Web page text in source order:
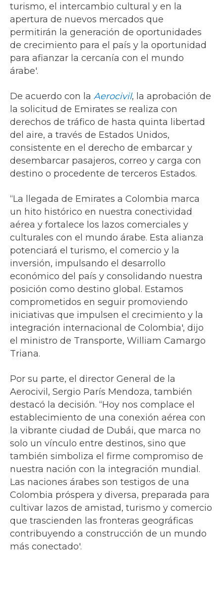
turismo, el intercambio cultural y en la
apertura de nuevos mercados que
permitirán la generación de oportunidades
de crecimiento para el país y la oportunidad
para afianzar la cercanía con el mundo
árabe'.
De acuerdo con la Aerocivil, la aprobación de
la solicitud de Emirates se realiza con
derechos de tráfico de hasta quinta libertad
del aire, a través de Estados Unidos,
consistente en el derecho de embarcar y
desembarcar pasajeros, correo y carga con
destino o procedente de terceros Estados.
“La llegada de Emirates a Colombia marca
un hito histórico en nuestra conectividad
aérea y fortalece los lazos comerciales y
culturales con el mundo árabe. Esta alianza
potenciará el turismo, el comercio y la
inversión, impulsando el desarrollo
económico del país y consolidando nuestra
posición como destino global. Estamos
comprometidos en seguir promoviendo
iniciativas que impulsen el crecimiento y la
integración internacional de Colombia', dijo
el ministro de Transporte, William Camargo
Triana.
Por su parte, el director General de la
Aerocivil, Sergio París Mendoza, también
destacó la decisión. “Hoy nos complace el
establecimiento de una conexión aérea con
la vibrante ciudad de Dubái, que marca no
solo un vínculo entre destinos, sino que
también simboliza el firme compromiso de
nuestra nación con la integración mundial.
Las naciones árabes son testigos de una
Colombia próspera y diversa, preparada para
cultivar lazos de amistad, turismo y comercio
que trascienden las fronteras geográficas
contribuyendo a construcción de un mundo
más conectado'.